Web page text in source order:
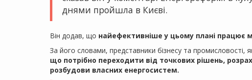
днями пройшла в Києві.
Він додав, що найефективніше у цьому плані працює
За його словами, представники бізнесу та промисловості,
що потрібно переходити від точкових рішень,
розбудови власних енергосистем.